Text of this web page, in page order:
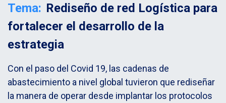
Tema: Rediseño de red Logística para
fortalecer el desarrollo de la
estrategia
Con el paso del Covid 19, las cadenas de
abastecimiento a nivel global tuvieron que rediseñar
la manera de operar desde implantar los protocolos